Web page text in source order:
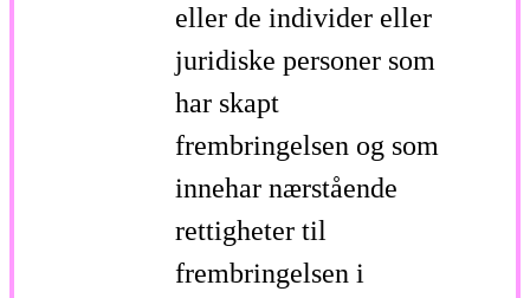
eller de individer eller
juridiske personer som
har skapt
frembringelsen og som
innehar nærstående
rettigheter til
frembringelsen i